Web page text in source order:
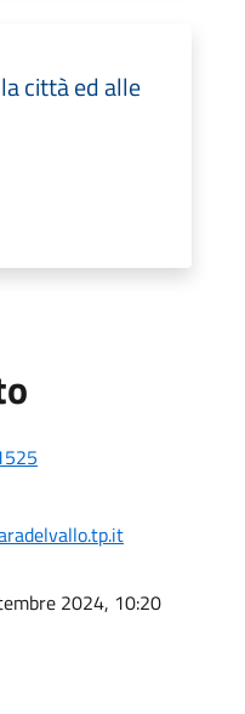
città ed alle
2024, 10:20